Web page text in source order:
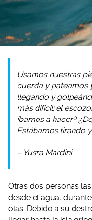
Usamos nuestras
cuerda y pateamos
llegando y
más difícil: el
íbamos a hacer?
Estábamos tirando
– Yusra Mardini
Otras dos personas
desde el agua,
olas. Debido a su